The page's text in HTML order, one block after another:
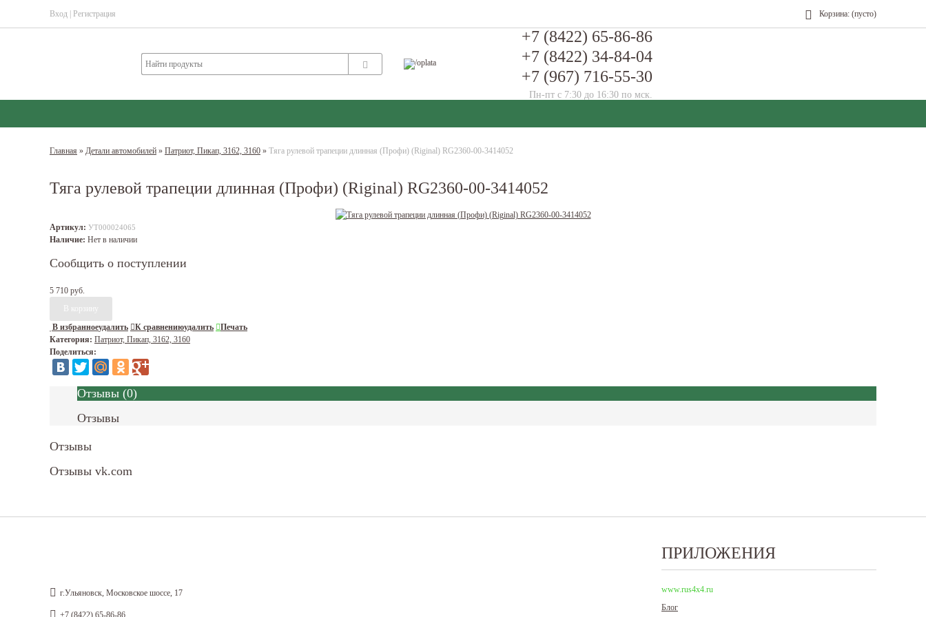
Вход Регистрация Корзина: (пусто)
+7 (8422) 65-86-86
+7 (8422) 34-84-04
+7 (967) 716-55-30
Пн-пт с 7:30 до 16:30 по мск.
Главная » Детали автомобилей » Патриот, Пикап, 3162, 3160 » Тяга рулевой трапеции длинная (Профи) (Riginal) RG2360-00-3414052
Тяга рулевой трапеции длинная (Профи) (Riginal) RG2360-00-3414052
Артикул: УТ000024065
Наличие: Нет в наличии
Сообщить о поступлении
5 710 руб.
В избранноеудалить К сравнениюудалить
Печать
Категория: Патриот, Пикап, 3162, 3160
Поделиться:
Отзывы (0)
Отзывы
Отзывы
Отзывы vk.com
г.Ульяновск, Московское шоссе, 17
+7 (8422) 65-86-86
ПРИЛОЖЕНИЯ
www.rus4x4.ru
Блог